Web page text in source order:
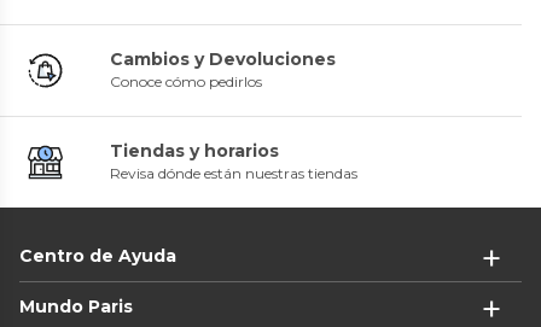
Cambios y Devoluciones
Conoce cómo pedirlos
Tiendas y horarios
Revisa dónde están nuestras tiendas
Centro de Ayuda
Mundo Paris